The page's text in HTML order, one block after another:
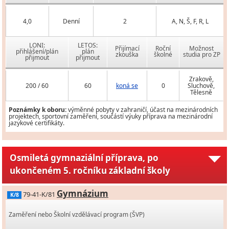
4,0 Denní 2 A, N, Š, F, R, L
LONI:
přihlášení/plán
přijmout
LETOS:
plán
přijmout
Přijímací
zkouška
Roční
školné
Možnost
studia pro ZP
200 / 60 60 koná se 0
Zrakově,
Sluchově,
Tělesně
Poznámky k oboru:výměnné pobyty v zahraničí, účast na mezinárodních
projektech, sportovní zaměření, součástí výuky příprava na mezinárodní
jazykové certifikáty.
Osmiletá gymnaziální příprava, po
ukončeném 5. ročníku základní školy
K/8 79-41-K/81 Gymnázium
Zaměření nebo Školní vzdělávací program (ŠVP)